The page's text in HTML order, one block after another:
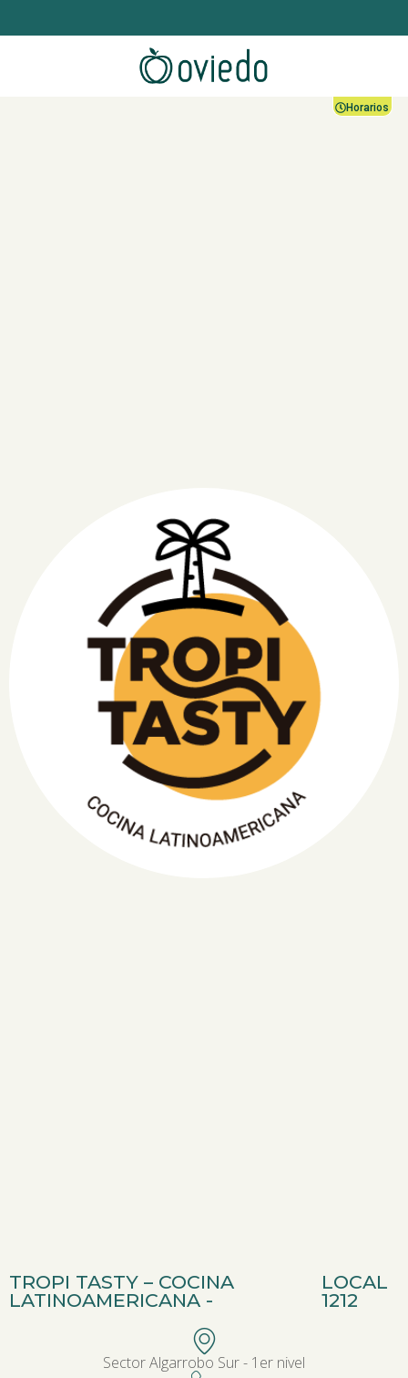
Horarios
TROPI TASTY – COCINA
LATINOAMERICANA -
LOCAL
1212
Sector Algarrobo Sur - 1er nivel